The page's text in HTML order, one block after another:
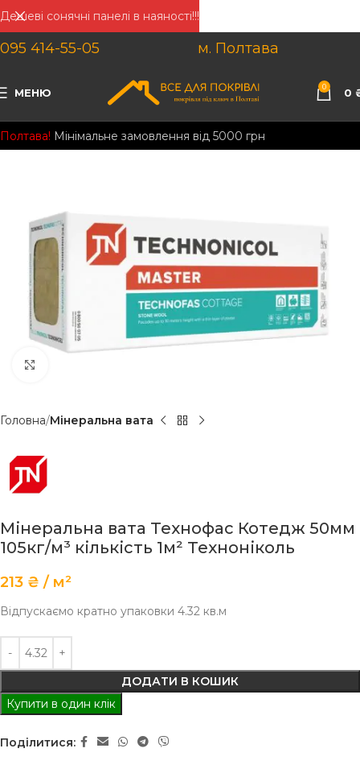
095 414-55-05 м. Полтава
МЕНЮ 0 0
Полтава! Мінімальне замовлення від 5000 грн
Головна Мінеральна вата
Мінеральна вата Технофас Котедж 50мм
105кг/м³ кількість 1м² Техноніколь
213 ₴ м²
Відпускаємо кратно упаковки 4.32 кв.м
ДОДАТИ В КОШИК
Купити в один клік
Поділитися:
Дешеві сонячні панелі в наяності!!!